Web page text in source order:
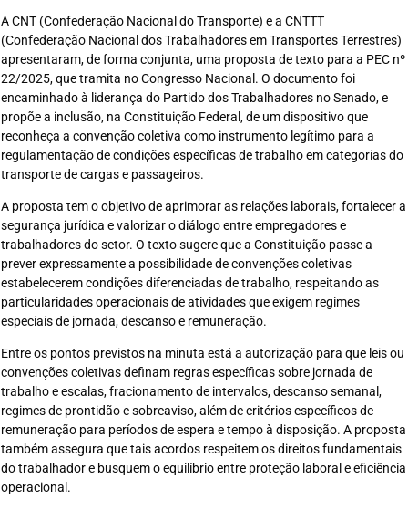
A CNT (Confederação Nacional do Transporte) e a CNTTT
(Confederação Nacional dos Trabalhadores em Transportes Terrestres)
apresentaram, de forma conjunta, uma proposta de texto para a PEC nº
22/2025, que tramita no Congresso Nacional. O documento foi
encaminhado à liderança do Partido dos Trabalhadores no Senado, e
propõe a inclusão, na Constituição Federal, de um dispositivo que
reconheça a convenção coletiva como instrumento legítimo para a
regulamentação de condições específicas de trabalho em categorias do
transporte de cargas e passageiros.
A proposta tem o objetivo de aprimorar as relações laborais, fortalecer a
segurança jurídica e valorizar o diálogo entre empregadores e
trabalhadores do setor. O texto sugere que a Constituição passe a
prever expressamente a possibilidade de convenções coletivas
estabelecerem condições diferenciadas de trabalho, respeitando as
particularidades operacionais de atividades que exigem regimes
especiais de jornada, descanso e remuneração.
Entre os pontos previstos na minuta está a autorização para que leis ou
convenções coletivas definam regras específicas sobre jornada de
trabalho e escalas, fracionamento de intervalos, descanso semanal,
regimes de prontidão e sobreaviso, além de critérios específicos de
remuneração para períodos de espera e tempo à disposição. A proposta
também assegura que tais acordos respeitem os direitos fundamentais
do trabalhador e busquem o equilíbrio entre proteção laboral e eficiência
operacional.